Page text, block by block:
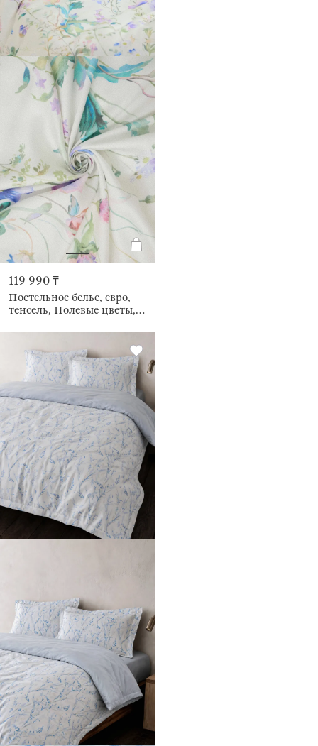
119 990 ₸
Постельное белье, евро,
тенсель, Полевые цветы,